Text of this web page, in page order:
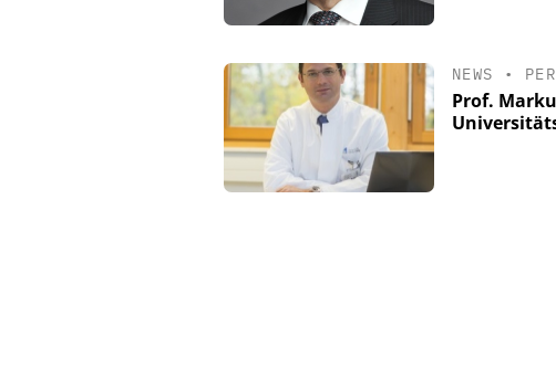
NEWS •
Prof.
EASY SOFTWARE AG
Personalmanagement: Von
Ordnung zur KI-fähigen